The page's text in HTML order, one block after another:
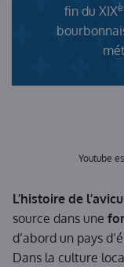
fin du XIX
Youtube
L’histoire de
source dans une
d’abord un pays
Dans la culture